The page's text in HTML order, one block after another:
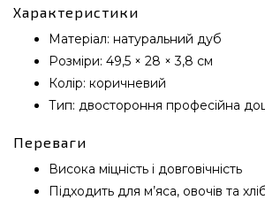
Характеристики
Матеріал: натуральний дуб
Розміри: 49,5 × 28 × 3,8 см
Колір: коричневий
Тип: двостороння професійна
Переваги
Висока міцність і довговічність
Підходить для м’яса, овочів та